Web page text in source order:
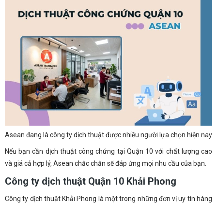
Asean đang là công ty dịch thuật được nhiều người lựa chọn hiện nay
Nếu bạn cần dịch thuật công chứng tại Quận 10 với chất lượng cao
và giá cả hợp lý, Asean chắc chắn sẽ đáp ứng mọi nhu cầu của bạn.
Công ty dịch thuật Quận 10 Khải Phong
Công ty dịch thuật Khải Phong là một trong những đơn vị uy tín hàng